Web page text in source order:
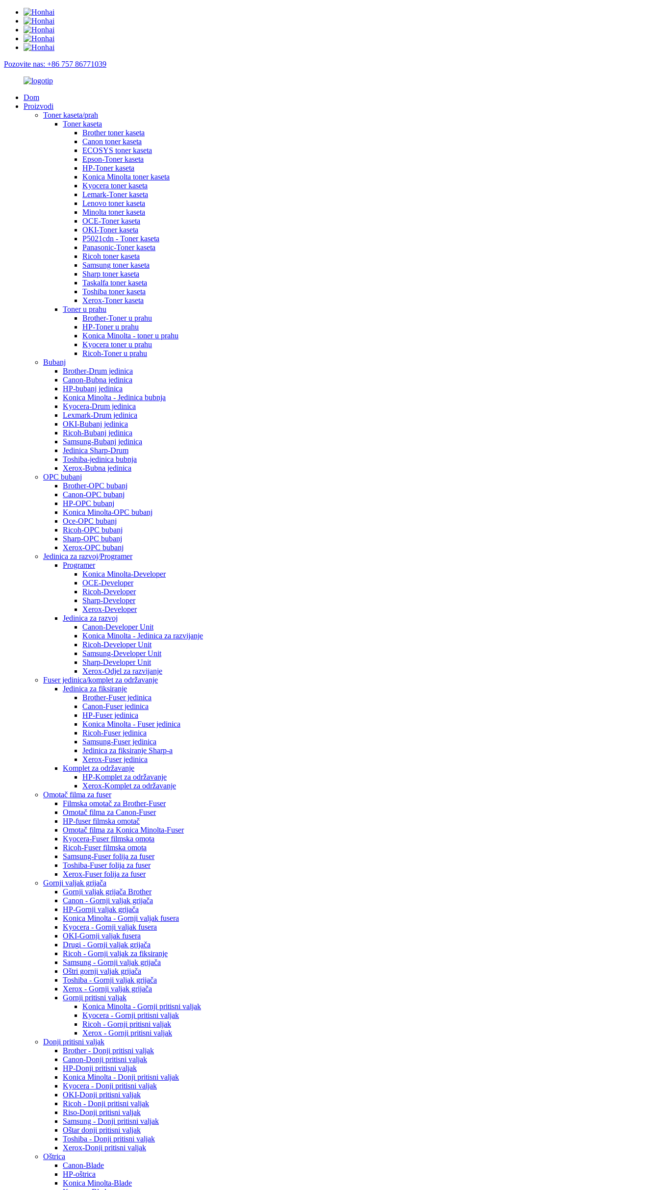
Pozovite nas: +86 757 86771039
Dom
Proizvodi
Toner kaseta/prah
Toner kaseta
Brother toner kaseta
Canon toner kaseta
ECOSYS toner kaseta
Epson-Toner kaseta
HP-Toner kaseta
Konica Minolta toner kaseta
Kyocera toner kaseta
Lemark-Toner kaseta
Lenovo toner kaseta
Minolta toner kaseta
OCE-Toner kaseta
OKI-Toner kaseta
P5021cdn - Toner kaseta
Panasonic-Toner kaseta
Ricoh toner kaseta
Samsung toner kaseta
Sharp toner kaseta
Taskalfa toner kaseta
Toshiba toner kaseta
Xerox-Toner kaseta
Toner u prahu
Brother-Toner u prahu
HP-Toner u prahu
Konica Minolta - toner u prahu
Kyocera toner u prahu
Ricoh-Toner u prahu
Bubanj
Brother-Drum jedinica
Canon-Bubna jedinica
HP-bubanj jedinica
Konica Minolta - Jedinica bubnja
Kyocera-Drum jedinica
Lexmark-Drum jedinica
OKI-Bubanj jedinica
Ricoh-Bubanj jedinica
Samsung-Bubanj jedinica
Jedinica Sharp-Drum
Toshiba-jedinica bubnja
Xerox-Bubna jedinica
OPC bubanj
Brother-OPC bubanj
Canon-OPC bubanj
HP-OPC bubanj
Konica Minolta-OPC bubanj
Oce-OPC bubanj
Ricoh-OPC bubanj
Sharp-OPC bubanj
Xerox-OPC bubanj
Jedinica za razvoj/Programer
Programer
Konica Minolta-Developer
OCE-Developer
Ricoh-Developer
Sharp-Developer
Xerox-Developer
Jedinica za razvoj
Canon-Developer Unit
Konica Minolta - Jedinica za razvijanje
Ricoh-Developer Unit
Samsung-Developer Unit
Sharp-Developer Unit
Xerox-Odjel za razvijanje
Fuser jedinica/komplet za održavanje
Jedinica za fiksiranje
Brother-Fuser jedinica
Canon-Fuser jedinica
HP-Fuser jedinica
Konica Minolta - Fuser jedinica
Ricoh-Fuser jedinica
Samsung-Fuser jedinica
Jedinica za fiksiranje Sharp-a
Xerox-Fuser jedinica
Komplet za održavanje
HP-Komplet za održavanje
Xerox-Komplet za održavanje
Omotač filma za fuser
Filmska omotač za Brother-Fuser
Omotač filma za Canon-Fuser
HP-fuser filmska omotač
Omotač filma za Konica Minolta-Fuser
Kyocera-Fuser filmska omota
Ricoh-Fuser filmska omota
Samsung-Fuser folija za fuser
Toshiba-Fuser folija za fuser
Xerox-Fuser folija za fuser
Gornji valjak grijača
Gornji valjak grijača Brother
Canon - Gornji valjak grijača
HP-Gornji valjak grijača
Konica Minolta - Gornji valjak fusera
Kyocera - Gornji valjak fusera
OKI-Gornji valjak fusera
Drugi - Gornji valjak grijača
Ricoh - Gornji valjak za fiksiranje
Samsung - Gornji valjak grijača
Oštri gornji valjak grijača
Toshiba - Gornji valjak grijača
Xerox - Gornji valjak grijača
Gornji pritisni valjak
Konica Minolta - Gornji pritisni valjak
Kyocera - Gornji pritisni valjak
Ricoh - Gornji pritisni valjak
Xerox - Gornji pritisni valjak
Donji pritisni valjak
Brother - Donji pritisni valjak
Canon-Donji pritisni valjak
HP-Donji pritisni valjak
Konica Minolta - Donji pritisni valjak
Kyocera - Donji pritisni valjak
OKI-Donji pritisni valjak
Ricoh - Donji pritisni valjak
Riso-Donji pritisni valjak
Samsung - Donji pritisni valjak
Oštar donji pritisni valjak
Toshiba - Donji pritisni valjak
Xerox-Donji pritisni valjak
Oštrica
Canon-Blade
HP-oštrica
Konica Minolta-Blade